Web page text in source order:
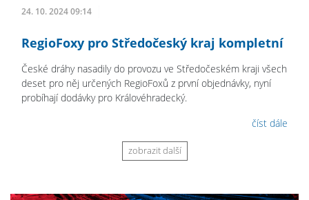
24. 10. 2024 09:14
RegioFoxy pro Středočeský kraj kompletní
České dráhy nasadily do provozu ve Středočeském kraji všech
deset pro něj určených RegioFoxů z první objednávky, nyní
probíhají dodávky pro Královéhradecký.
číst dále
zobrazit další